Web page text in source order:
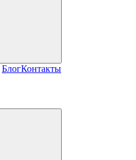
БлогКонтакты